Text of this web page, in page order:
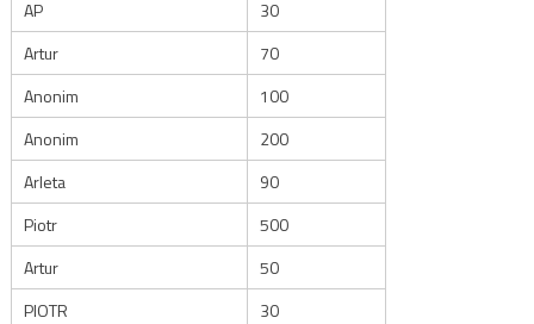
AP
30
Artur
70
Anonim
100
Anonim
200
Arleta
90
Piotr
500
Artur
50
PIOTR
30